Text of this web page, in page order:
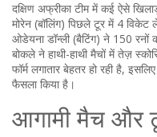
दक्षिण अफ्रीका टीम में कई ऐसे
मोरेन (बॉलिंग) पिछले टूर में 4
ओडेयना डॉन्ली (बैटिंग) ने 150 रनों
बोकले ने हाथी-हाथी मैचों में तेज़
फॉर्म लगातार बेहतर हो रही है,
फैसला किया है।
आगामी मैच और